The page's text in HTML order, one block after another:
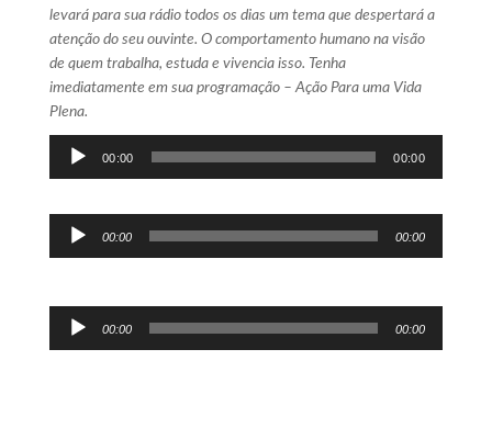
levará para sua rádio todos os dias um tema que despertará a
atenção do seu ouvinte. O comportamento humano na visão
de quem trabalha, estuda e vivencia isso. Tenha
imediatamente em sua programação – Ação Para uma Vida
Plena.
Tocador
de
00:00 00:00
Tocador
00:00 00:00
Tocador
00:00 00:00